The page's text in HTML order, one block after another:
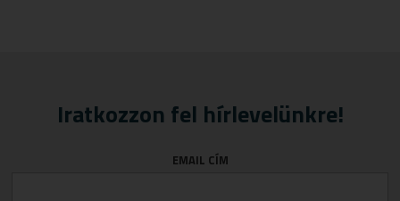
Iratkozzon fel hírlevelünkre!
EMAIL CÍM